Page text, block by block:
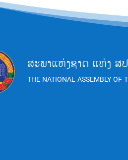
ສະພາແຫ່ງຊາດ ແຫ່ງ ສ
THE NATIONAL ASSEMBLY OF